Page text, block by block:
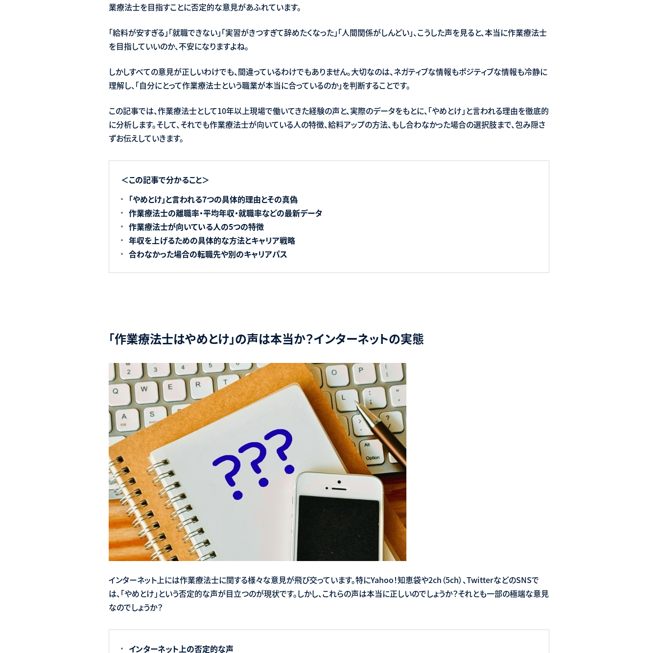
業療法士を目指すことに否定的な意見があふれています。
「給料が安すぎる」「就職できない」「実習がきつすぎて辞めたくなった」「人間関係がしんどい」、こうした声を見ると、本当に作業療法士
を目指していいのか、不安になりますよね。
しかしすべての意見が正しいわけでも、間違っているわけでもありません。大切なのは、ネガティブな情報もポジティブな情報も冷静に
理解し、「自分にとって作業療法士という職業が本当に合っているのか」を判断することです。
この記事では、作業療法士として10年以上現場で働いてきた経験の声と、実際のデータをもとに、「やめとけ」と言われる理由を徹底的
に分析します。そして、それでも作業療法士が向いている人の特徴、給料アップの方法、もし合わなかった場合の選択肢まで、包み隠さ
ずお伝えしていきます。
＜この記事で分かること＞
「やめとけ」と言われる7つの具体的理由とその真偽
作業療法士の離職率・平均年収・就職率などの最新データ
作業療法士が向いている人の5つの特徴
年収を上げるための具体的な方法とキャリア戦略
合わなかった場合の転職先や別のキャリアパス
「作業療法士はやめとけ」の声は本当か？インターネットの実態
インターネット上には作業療法士に関する様々な意見が飛び交っています。特にYahoo！知恵袋や2ch（5ch）、TwitterなどのSNSで
は、「やめとけ」という否定的な声が目立つのが現状です。しかし、これらの声は本当に正しいのでしょうか？それとも一部の極端な意見
なのでしょうか？
インターネット上の否定的な声